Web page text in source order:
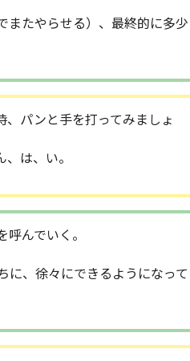
またやらせる）、最終的に多少
、パンと手を打ってみましょ
は、い。
んでいく。
に、徐々にできるようになって